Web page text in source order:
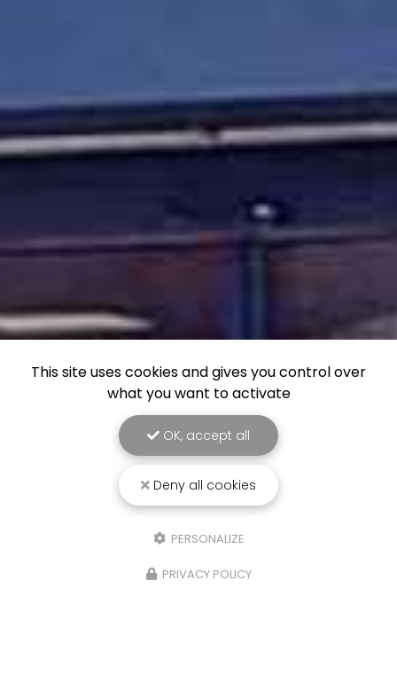
This site uses cookies and gives you control over
what you want to activate
OK, accept all
Deny all cookies
PERSONALIZE
PRIVACY POLICY